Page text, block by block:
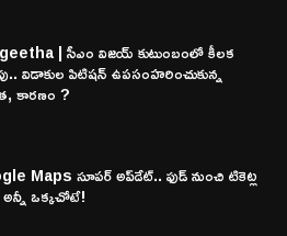
| సీఎం విజయ్ కుటుంబంలో కీలక
విడాకుల పిటిషన్ ఉపసంహరించుకున్న
కారణం ?
Maps సూపర్ అప్‌డేట్.. ఫుడ్ నుంచి టికెట్ల
అన్నీ ఒక్కచోటే!